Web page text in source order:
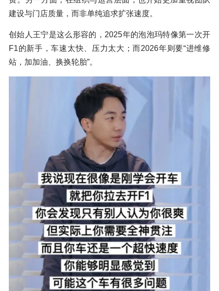
建设与门店质量，而非单纯追求扩张速度。
创始人王宁是这么形容的，2025年的泡泡玛特像第一次开
F1的新手，车速太快、压力太大；而2026年则要“进维修
站，加加油、换换轮胎”。